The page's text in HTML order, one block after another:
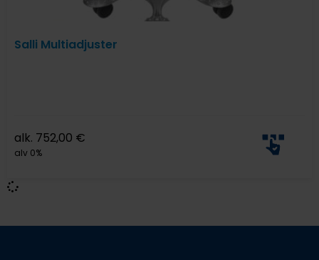
Salli Multiadjuster
alk. 752,00 €
alv 0%